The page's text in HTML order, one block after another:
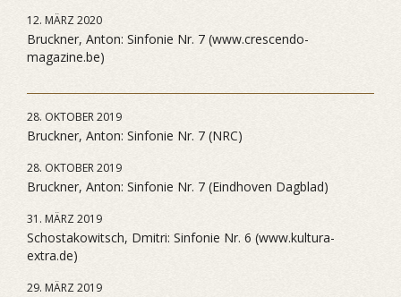
12. MÄRZ 2020
Bruckner, Anton: Sinfonie Nr. 7 (www.crescendo-
magazine.be)
28. OKTOBER 2019
Bruckner, Anton: Sinfonie Nr. 7 (NRC)
28. OKTOBER 2019
Bruckner, Anton: Sinfonie Nr. 7 (Eindhoven Dagblad)
31. MÄRZ 2019
Schostakowitsch, Dmitri: Sinfonie Nr. 6 (www.kultura-
extra.de)
29. MÄRZ 2019